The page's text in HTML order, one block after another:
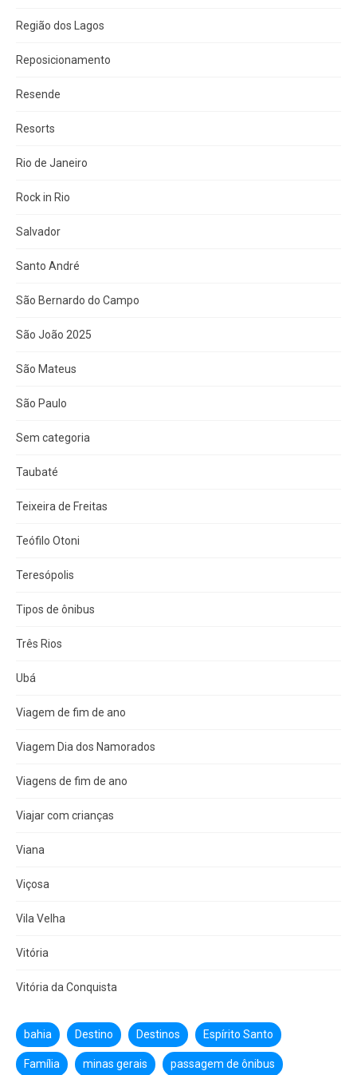
Região dos Lagos
Reposicionamento
Resende
Resorts
Rio de Janeiro
Rock in Rio
Salvador
Santo André
São Bernardo do Campo
São João 2025
São Mateus
São Paulo
Sem categoria
Taubaté
Teixeira de Freitas
Teófilo Otoni
Teresópolis
Tipos de ônibus
Três Rios
Ubá
Viagem de fim de ano
Viagem Dia dos Namorados
Viagens de fim de ano
Viajar com crianças
Viana
Viçosa
Vila Velha
Vitória
Vitória da Conquista
bahia Destino Destinos Espírito Santo
Família minas gerais passagem de ônibus